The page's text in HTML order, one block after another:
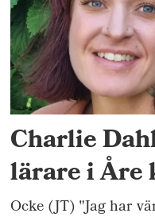
Charlie
lärare i Åre
Ocke (JT) "Jag har